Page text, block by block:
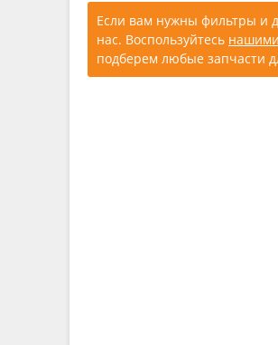
Если вам нужны фильтры и
нас. Воспользуйтесь
подберем любые запчасти